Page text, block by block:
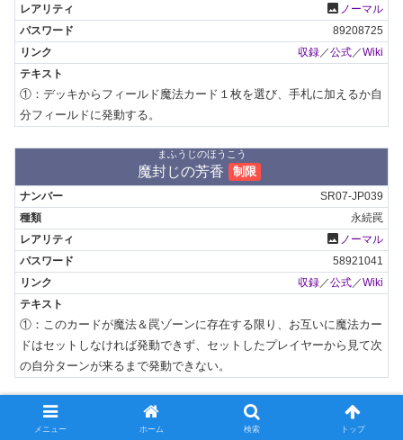
photo ノーマル
89208725
収録／公式／Wiki
①：デッキからフィールド魔法カード１枚を選び、手札に加えるか自
分フィールドに発動する。
まふうじのほうこう
魔封じの芳香 制限
SR07-JP039
永続罠
photo ノーマル
58921041
収録 ／公式 ／Wiki
①：このカードが魔法＆罠ゾーンに存在する限り、お互いに魔法カー
ドはセットしなければ発動できず、セットしたプレイヤーから見て次
の自分ターンが来るまで発動できない。
いけにえふうじのかめん
生贄封じの仮面
メニュー ホーム 検索 トップ